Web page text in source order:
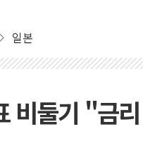
일본
비둘기 "금